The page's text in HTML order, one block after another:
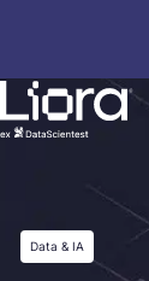
contenu
Data & IA